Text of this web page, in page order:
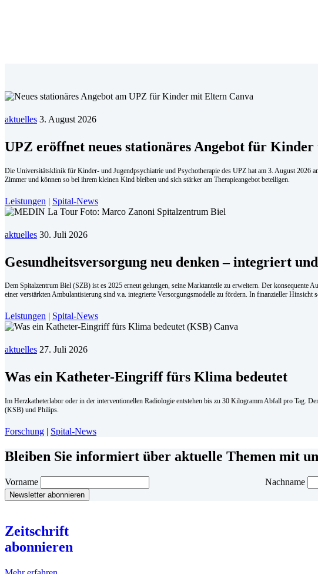
aktuelles 3. August 2026
UPZ eröffnet neues stationäres Angebot für
Die Universitätsklinik für Kinder- und Jugendpsychiatrie und Psychotherapie des UPZ hat am 3. August 2026
Zimmer und können so bei ihrem kleinen Kind bleiben und sich stärker am Therapieangebot beteiligen.
Leistungen | Spital-News
aktuelles 30. Juli 2026
Ge­sund­heits­ver­sor­gung neu den­ken – in­te­griert
Dem Spitalzentrum Biel (SZB) ist es 2025 erneut gelungen, seine Marktanteile zu erweitern. Der
einer verstärkten Ambulantisierung sind v.a. integrierte Versorgungsmodelle zu fördern. In finanzieller Hinsicht
Leistungen Spital-News
aktuelles 27. Juli 2026
Was ein Katheter-Eingriff fürs Klima bedeutet
Im Herzkatheterlabor oder in der interventionellen Radiologie entstehen bis zu 30 Kilogramm Abfall pro Tag.
(KSB) und Philips.
Forschung | Spital-News
Bleiben Sie informiert über aktuelle Themen mit
Vorname Nachname
Zeitschrift
abonnieren